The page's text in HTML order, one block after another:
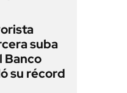
suba
Banco
su récord